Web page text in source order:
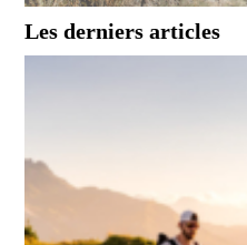
Les derniers articles